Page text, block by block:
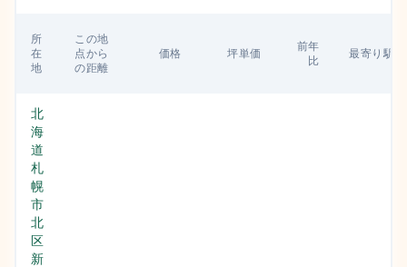
所
在
地
この地
点から
の距離
価格 坪単価
前年
比
最寄り駅
北
海
道
札
幌
市
北
区
新